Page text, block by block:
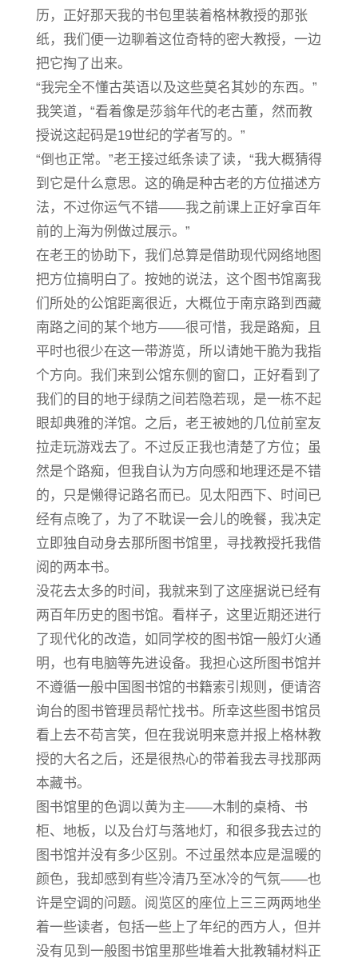
历，正好那天我的书包里装着格林教授的那张
纸，我们便一边聊着这位奇特的密大教授，一边
把它掏了出来。
“我完全不懂古英语以及这些莫名其妙的东西。”
我笑道，“看着像是莎翁年代的老古董，然而教
授说这起码是19世纪的学者写的。”
“倒也正常。”老王接过纸条读了读，“我大概猜得
到它是什么意思。这的确是种古老的方位描述方
法，不过你运气不错——我之前课上正好拿百年
前的上海为例做过展示。”
在老王的协助下，我们总算是借助现代网络地图
把方位搞明白了。按她的说法，这个图书馆离我
们所处的公馆距离很近，大概位于南京路到西藏
南路之间的某个地方——很可惜，我是路痴，且
平时也很少在这一带游览，所以请她干脆为我指
个方向。我们来到公馆东侧的窗口，正好看到了
我们的目的地于绿荫之间若隐若现，是一栋不起
眼却典雅的洋馆。之后，老王被她的几位前室友
拉走玩游戏去了。不过反正我也清楚了方位；虽
然是个路痴，但我自认为方向感和地理还是不错
的，只是懒得记路名而已。见太阳西下、时间已
经有点晚了，为了不耽误一会儿的晚餐，我决定
立即独自动身去那所图书馆里，寻找教授托我借
阅的两本书。
没花去太多的时间，我就来到了这座据说已经有
两百年历史的图书馆。看样子，这里近期还进行
了现代化的改造，如同学校的图书馆一般灯火通
明，也有电脑等先进设备。我担心这所图书馆并
不遵循一般中国图书馆的书籍索引规则，便请咨
询台的图书管理员帮忙找书。所幸这些图书馆员
看上去不苟言笑，但在我说明来意并报上格林教
授的大名之后，还是很热心的带着我去寻找那两
本藏书。
图书馆里的色调以黄为主——木制的桌椅、书
柜、地板，以及台灯与落地灯，和很多我去过的
图书馆并没有多少区别。不过虽然本应是温暖的
颜色，我却感到有些冷清乃至冰冷的气氛——也
许是空调的问题。阅览区的座位上三三两两地坐
着一些读者，包括一些上了年纪的西方人，但并
没有见到一般图书馆里那些堆着大批教辅材料正